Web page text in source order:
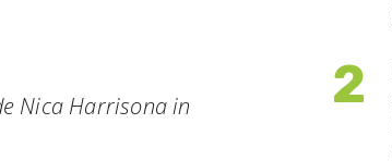
Nica Harrisona in
2